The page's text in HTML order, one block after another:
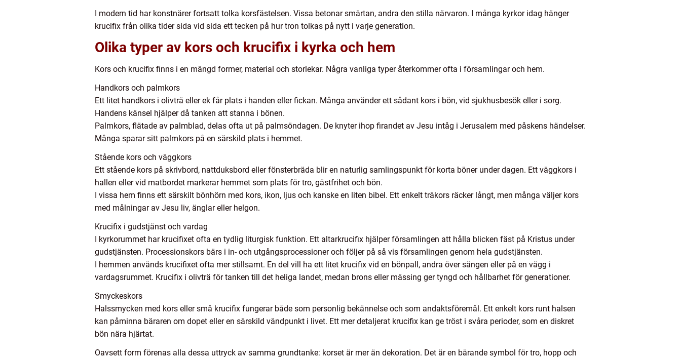
I modern tid har konstnärer fortsatt tolka korsfästelsen. Vissa betonar smärtan, andra den stilla närvaron. I många kyrkor idag hänger
krucifix från olika tider sida vid sida ett tecken på hur tron tolkas på nytt i varje generation.
Olika typer av kors och krucifix i kyrka och hem
Kors och krucifix finns i en mängd former, material och storlekar. Några vanliga typer återkommer ofta i församlingar och hem.
Handkors och palmkors
Ett litet handkors i olivträ eller ek får plats i handen eller fickan. Många använder ett sådant kors i bön, vid sjukhusbesök eller i sorg.
Handens känsel hjälper då tanken att stanna i bönen.
Palmkors, flätade av palmblad, delas ofta ut på palmsöndagen. De knyter ihop firandet av Jesu intåg i Jerusalem med påskens händelser.
Många sparar sitt palmkors på en särskild plats i hemmet.
Stående kors och väggkors
Ett stående kors på skrivbord, nattduksbord eller fönsterbräda blir en naturlig samlingspunkt för korta böner under dagen. Ett väggkors i
hallen eller vid matbordet markerar hemmet som plats för tro, gästfrihet och bön.
I vissa hem finns ett särskilt bönhörn med kors, ikon, ljus och kanske en liten bibel. Ett enkelt träkors räcker långt, men många väljer kors
med målningar av Jesu liv, änglar eller helgon.
Krucifix i gudstjänst och vardag
I kyrkorummet har krucifixet ofta en tydlig liturgisk funktion. Ett altarkrucifix hjälper församlingen att hålla blicken fäst på Kristus under
gudstjänsten. Processionskors bärs i in- och utgångsprocessioner och följer på så vis församlingen genom hela gudstjänsten.
I hemmen används krucifixet ofta mer stillsamt. En del vill ha ett litet krucifix vid en bönpall, andra över sängen eller på en vägg i
vardagsrummet. Krucifix i olivträ för tanken till det heliga landet, medan brons eller mässing ger tyngd och hållbarhet för generationer.
Smyckeskors
Halssmycken med kors eller små krucifix fungerar både som personlig bekännelse och som andaktsföremål. Ett enkelt kors runt halsen
kan påminna bäraren om dopet eller en särskild vändpunkt i livet. Ett mer detaljerat krucifix kan ge tröst i svåra perioder, som en diskret
bön nära hjärtat.
Oavsett form förenas alla dessa uttryck av samma grundtanke: korset är mer än dekoration. Det är en bärande symbol för tro, hopp och